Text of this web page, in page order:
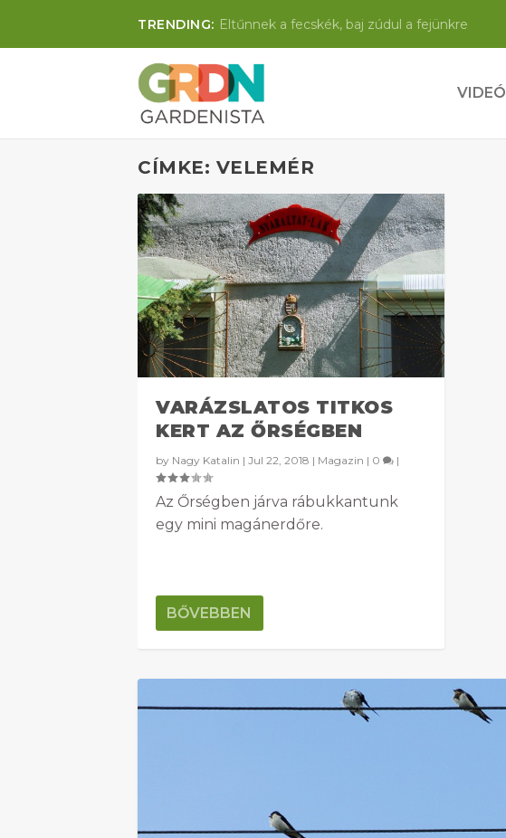
TRENDING: Eltűnnek a fecskék, baj zúdul a fejünkre
VIDEÓ
CÍMKE: VELEMÉR
VARÁZSLATOS TITKOS
KERT AZ ŐRSÉGBEN
by Nagy Katalin | Jul 22, 2018 | Magazin | 0 |
Az Őrségben járva rábukkantunk
egy mini magánerdőre.
BŐVEBBEN